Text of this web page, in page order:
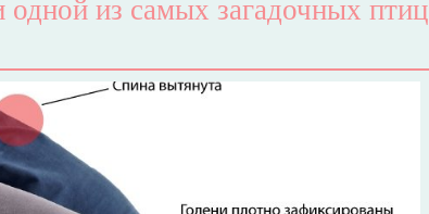
из самых загадочных птиц